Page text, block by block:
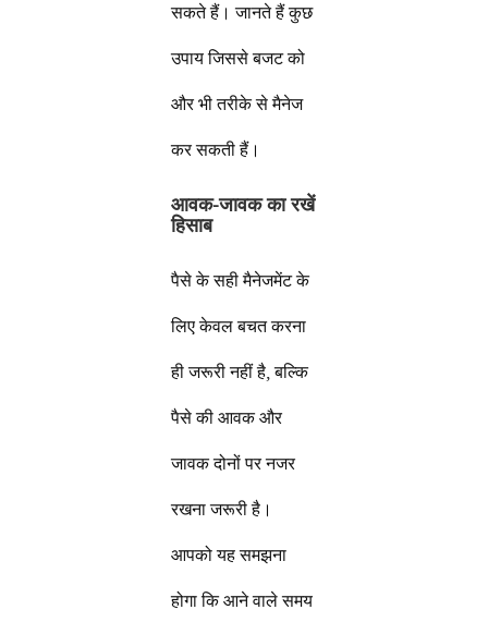
सकते हैं। जानते हैं कुछ
उपाय जिससे बजट को
और भी तरीके से मैनेज
कर सकती हैं।
आवक-जावक का रखें
हिसाब
पैसे के सही मैनेजमेंट के
लिए केवल बचत करना
ही जरूरी नहीं है, बल्कि
पैसे की आवक और
जावक दोनों पर नजर
रखना जरूरी है।
आपको यह समझना
होगा कि आने वाले समय